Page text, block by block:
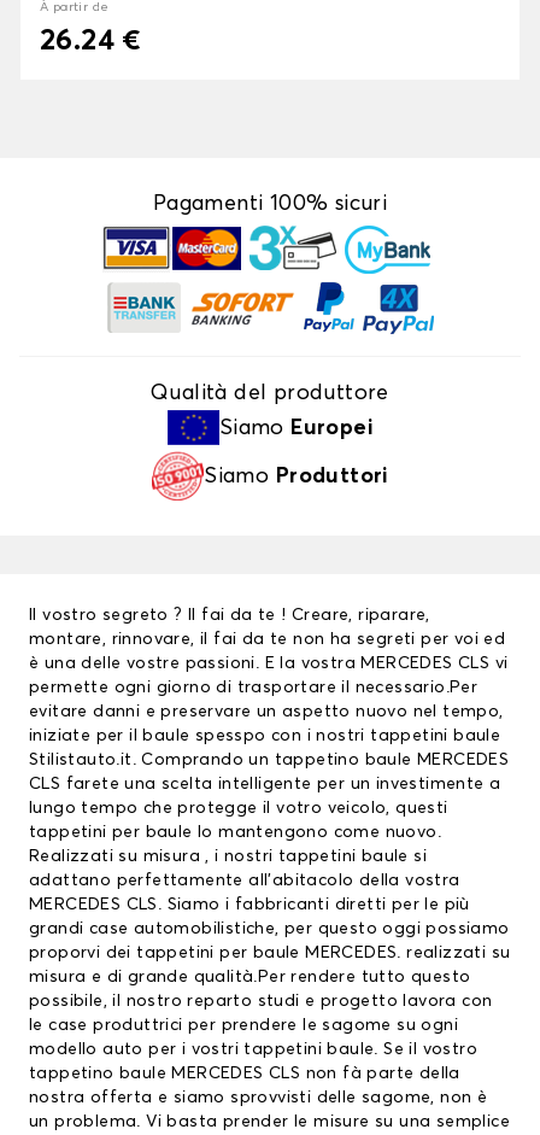
À partir de
26.24 €
Pagamenti 100% sicuri
Qualità del produttore
Siamo Europei
Siamo Produttori
Il vostro segreto ? Il fai da te ! Creare, riparare,
montare, rinnovare, il fai da te non ha segreti per voi ed
è una delle vostre passioni. E la vostra MERCEDES CLS vi
permette ogni giorno di trasportare il necessario.Per
evitare danni e preservare un aspetto nuovo nel tempo,
iniziate per il baule spesspo con i nostri tappetini baule
Stilistauto.it. Comprando un tappetino baule MERCEDES
CLS farete una scelta intelligente per un investimente a
lungo tempo che protegge il votro veicolo, questi
tappetini per baule
lo mantengono come nuovo.
Realizzati su misura , i nostri tappetini baule si
adattano perfettamente all’abitacolo della vostra
MERCEDES CLS. Siamo i fabbricanti diretti per le più
grandi case automobilistiche, per questo oggi possiamo
proporvi dei tappetini per baule MERCEDES. realizzati su
misura e di grande qualità.Per rendere tutto questo
possibile, il nostro reparto studi e progetto lavora con
le case produttrici per prendere le sagome su ogni
modello auto per i vostri tappetini baule. Se il vostro
tappetino baule MERCEDES CLS non fà parte della
nostra offerta e siamo sprovvisti delle sagome, non è
un problema. Vi basta prender le misure su una semplice